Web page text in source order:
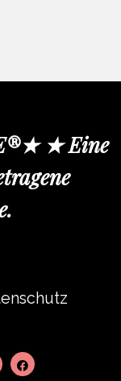
★ Eine